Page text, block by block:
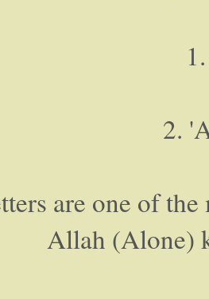
2.
are one of
Allah (Alone)